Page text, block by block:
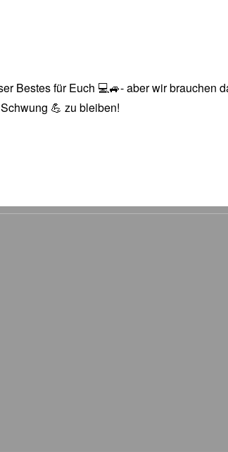
Bestes für Euch 💻🚙- aber wir
💪 zu bleiben!